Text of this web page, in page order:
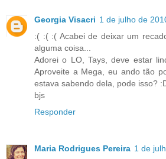
Georgia Visacri 1 de julho de
:( :( :( Acabei de deixar um
alguma coisa...
Adorei o LO, Tays, deve estar
Aproveite a Mega, eu ando tão
estava sabendo dela, pode isso?
bjs
Responder
Maria Rodrigues Pereira 1 de